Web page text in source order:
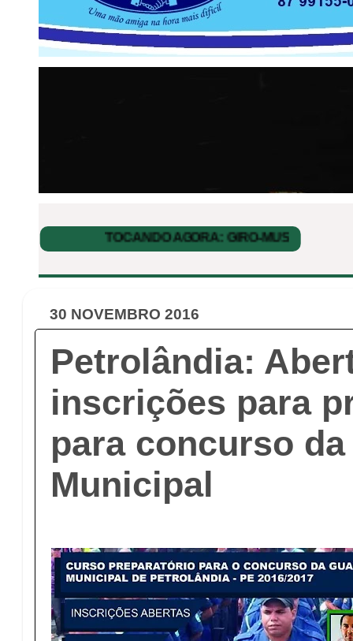
30 NOVEMBRO 2016
Petrolândia:
inscrições para
para concurso
Municipal